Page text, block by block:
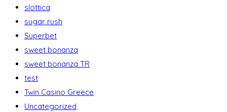
slottica
sugar rush
Superbet
sweet bonanza
sweet bonanza TR
test
Twin Casino Greece
Uncategorized